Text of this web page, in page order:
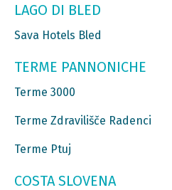
LAGO DI BLED
Sava Hotels Bled
TERME PANNONICHE
Terme 3000
Terme Zdravilišče Radenci
Terme Ptuj
COSTA SLOVENA